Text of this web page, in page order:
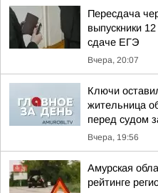
Пересдача
выпускники
сдаче ЕГЭ
Вчера, 20:07
Ключи
жительница
перед судом
Вчера, 19:56
Амурская
рейтинге